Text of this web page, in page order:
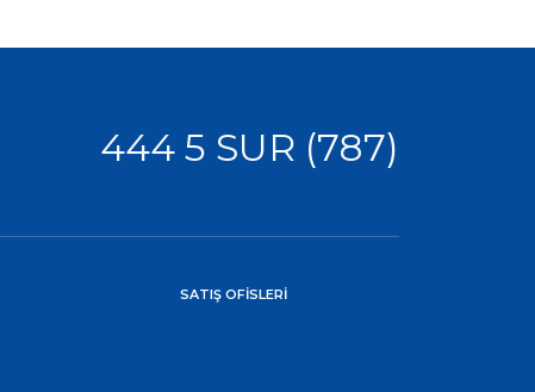
444 5 SUR (787)
SATIŞ OFİSLERİ